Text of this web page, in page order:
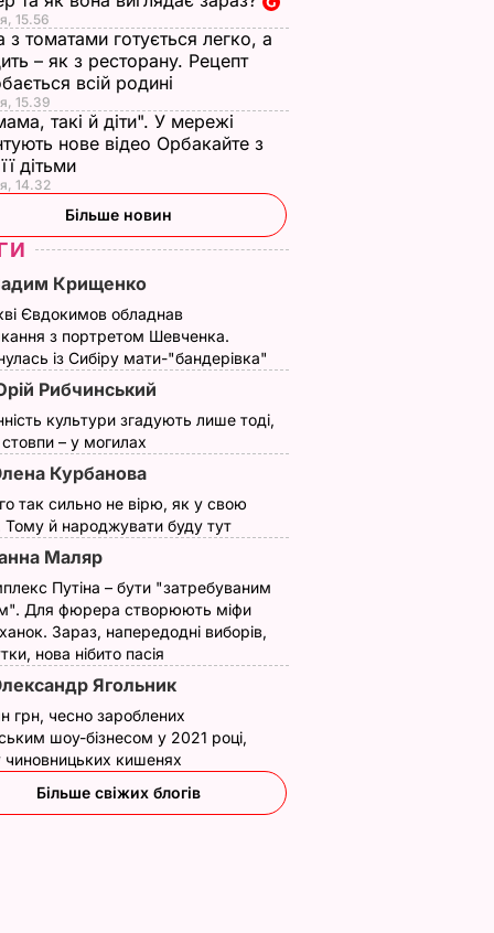
до і
15.56
з томатами готується легко, а
– як з ресторану. Рецепт
всій родині
15.39
такі й діти". У мережі
нове відео Орбакайте з
дітьми
14.32
Більше новин
Крищенко
Євдокимов обладнав
з портретом Шевченка.
із Сибіру мати-"бандерівка"
Рибчинський
культури згадують лише тоді,
стовпи – у могилах
Курбанова
так сильно не вірю, як у свою
Тому й народжувати буду тут
Маляр
Путіна – бути "затребуваним
Для фюрера створюють міфи
Зараз, напередодні виборів,
нова нібито пасія
Ягольник
грн, чесно зароблених
шоу-бізнесом у 2021 році,
чиновницьких кишенях
Більше свіжих блогів